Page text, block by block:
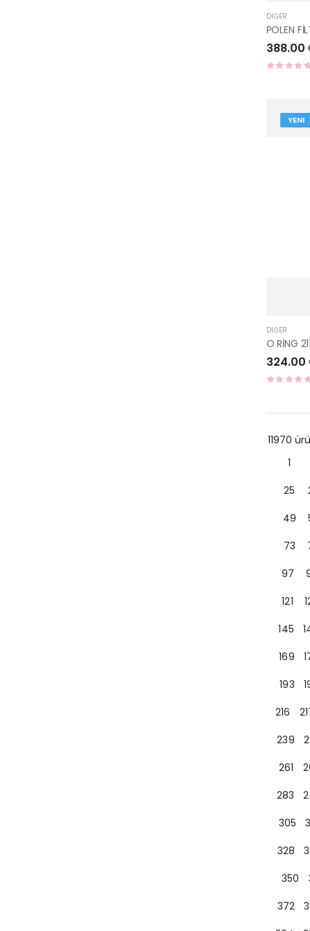
DIĞER
388.00
YENI
DIĞER
O RİNG
324.00
11970
1
25
49
73
97
121
145
169
193
216
239
261
283
305
328
350
372